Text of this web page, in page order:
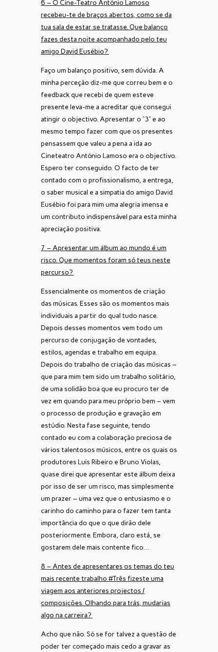
6 – O Cine-Teatro António Lamoso
recebeu-te de braços abertos, como se da
tua sala de estar se tratasse. Que balanço
fazes desta noite acompanhado pelo teu
amigo David Eusébio?
Faço um balanço positivo, sem dúvida. A
minha perceção diz-me que correu bem e o
feedback que recebi de quem esteve
presente leva-me a acreditar que consegui
atingir o objectivo. Apresentar o “3” e ao
mesmo tempo fazer com que os presentes
pensassem que valeu a pena a ida ao
Cineteatro António Lamoso era o objectivo.
Espero ter conseguido. O facto de ter
contado com o profissionalismo, a entrega,
o saber musical e a simpatia do amigo David
Eusébio foi para mim uma alegria imensa e
um contributo indispensável para esta minha
apreciação positiva.
7 – Apresentar um álbum ao mundo é um
risco. Que momentos foram só teus neste
percurso?
Essencialmente os momentos de criação
das músicas. Esses são os momentos mais
individuais a partir do qual tudo nasce.
Depois desses momentos vem todo um
percurso de conjugação de vontades,
estilos, agendas e trabalho em equipa.
Depois do trabalho de criação das músicas –
que para mim tem sido um trabalho solitário,
de uma solidão boa que eu procuro ter de
vez em quando para meu próprio bem – vem
o processo de produção e gravação em
estúdio. Nesta fase seguinte, tendo
contado eu com a colaboração preciosa de
vários talentosos músicos, entre os quais os
produtores Luís Ribeiro e Bruno Violas,
quase direi que apresentar este álbum deixa
por isso de ser um risco, mas simplesmente
um prazer – uma vez que o entusiasmo e o
carinho do caminho para o fazer tem tanta
importância do que o que dirão dele
posteriormente. Embora, claro está, se
gostarem dele mais contente fico…
8 – Antes de apresentares os temas do teu
mais recente trabalho #Três fizeste uma
viagem aos anteriores projectos /
composições. Olhando para trás, mudarias
algo na carreira?
Acho que não. Só se for talvez a questão de
poder ter começado mais cedo a gravar as